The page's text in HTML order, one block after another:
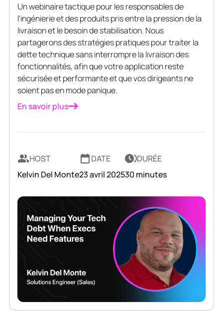
Un webinaire tactique pour les responsables de
l'ingénierie et des produits pris entre la pression de la
livraison et le besoin de stabilisation. Nous
partagerons des stratégies pratiques pour traiter la
dette technique sans interrompre la livraison des
fonctionnalités, afin que votre application reste
sécurisée et performante et que vos dirigeants ne
soient pas en mode panique.
En savoir plus
HOST
Kelvin Del Monte
DATE
23 avril 2025
DURÉE
30 minutes